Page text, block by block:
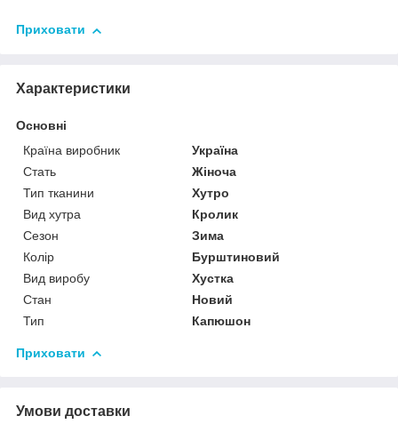
Приховати
Характеристики
Основні
Країна виробник
Україна
Стать
Жіноча
Тип тканини
Хутро
Вид хутра
Кролик
Сезон
Зима
Колір
Бурштиновий
Вид виробу
Хустка
Стан
Новий
Тип
Капюшон
Приховати
Умови доставки